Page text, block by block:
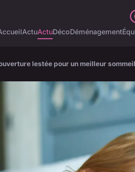
ActuActuDécoDéménagement
lestée pour un meilleur sommeil